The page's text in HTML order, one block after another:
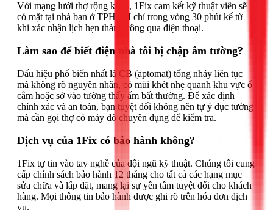
Với mạng lưới thợ rộng khắp, 1Fix cam kết kỹ thuật viên sẽ
có mặt tại nhà bạn ở TPHCM chỉ trong vòng 30 phút kể từ
khi xác nhận lịch hẹn thành công qua điện thoại.
Làm sao để biết điện nhà tôi bị chập âm tường?
Dấu hiệu phổ biến nhất là CB (aptomat) tổng nhảy liên tục
mà không rõ nguyên nhân, có mùi khét nhẹ quanh khu vực ổ
cắm hoặc sờ vào tường thấy ấm bất thường. Để xác định
chính xác và an toàn, bạn tuyệt đối không nên tự ý đục tường
mà cần gọi thợ có máy dò chuyên dụng để kiểm tra.
Dịch vụ của 1Fix có bảo hành không?
1Fix tự tin vào tay nghề của đội ngũ kỹ thuật. Chúng tôi cung
cấp chính sách bảo hành 12 tháng cho tất cả các hạng mục
sửa chữa và lắp đặt, mang lại sự yên tâm tuyệt đối cho khách
hàng. Mọi thông tin bảo hành được ghi rõ trên hóa đơn dịch
vụ.